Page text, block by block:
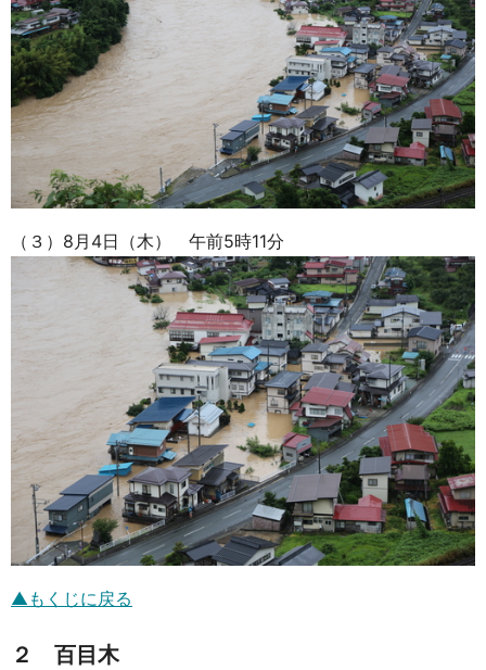
（３）8月4日（木） 午前5時11分
▲もくじに戻る
２ 百目木